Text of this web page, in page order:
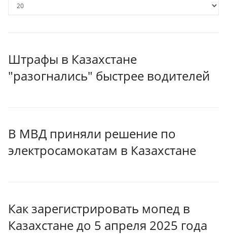
Штрафы в Казахстане
"разогнались" быстрее водителей
В МВД приняли решение по
электросамокатам в Казахстане
Как зарегистрировать мопед в
Казахстане до 5 апреля 2025 года